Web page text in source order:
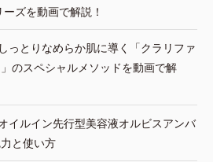
ズを動画で解説！
っとりなめらか肌に導く「クラリファ
のスペシャルメソッドを動画で解
イルイン先行型美容液オルビスアンバ
と使い方